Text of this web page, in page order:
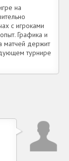
на
с игроками
Графика и
матчей держит
турнире